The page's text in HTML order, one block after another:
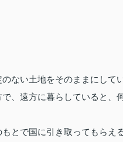
ない土地をそのままにして
、遠方に暮らしていると、
とで国に引き取ってもらえ